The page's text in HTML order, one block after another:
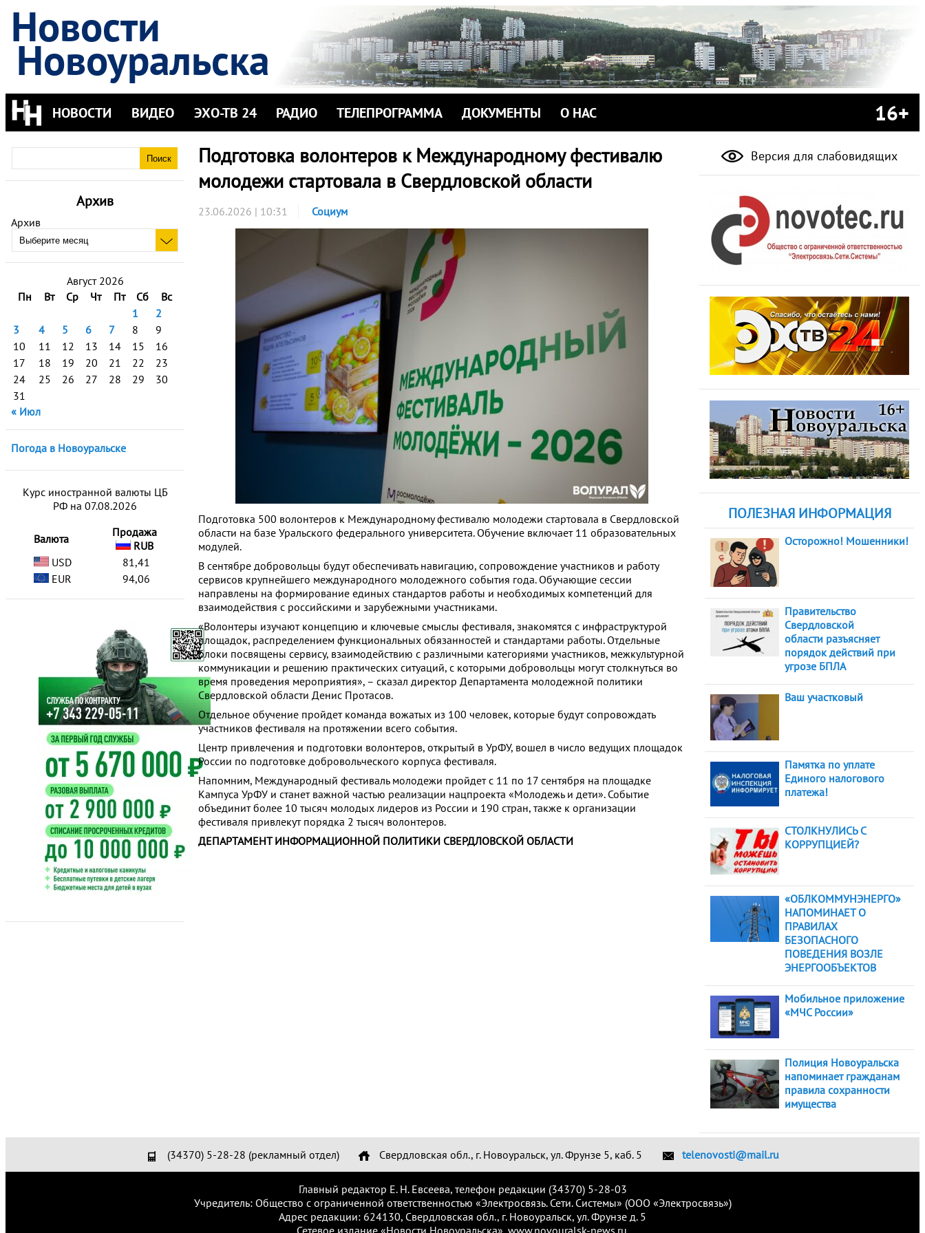
Новости
Новоуральска
НОВОСТИ ВИДЕО ЭХО-ТВ 24 РАДИО ТЕЛЕПРОГРАММА ДОКУМЕНТЫ О НАС 16+
Архив
Архив
Август 2026
Пн
Вт Ср Чт Пт Сб
Вс
1
2
3
4 5 6 7 8
9
10
11 12 13 14 15
16
17
18 19 20 21 22
23
24
25 26 27 28 29
30
31
« Июл
Погода в Новоуральске
Курс иностранной валюты ЦБ
РФ на 07.08.2026
Валюта
Продажа
RUB
USD
81,41
EUR
94,06
Подготовка волонтеров к Международному фестивалю
молодежи стартовала в Свердловской области
23.06.2026 | 10:31 Социум
Подготовка 500 волонтеров к Международному фестивалю молодежи стартовала в Свердловской
области на базе Уральского федерального университета. Обучение включает 11 образовательных
модулей.
В сентябре добровольцы будут обеспечивать навигацию, сопровождение участников и работу
сервисов крупнейшего международного молодежного события года. Обучающие сессии
направлены на формирование единых стандартов работы и необходимых компетенций для
взаимодействия с российскими и зарубежными участниками.
«Волонтеры изучают концепцию и ключевые смыслы фестиваля, знакомятся с инфраструктурой
площадок, распределением функциональных обязанностей и стандартами работы. Отдельные
блоки посвящены сервису, взаимодействию с различными категориями участников, межкультурной
коммуникации и решению практических ситуаций, с которыми добровольцы могут столкнуться во
время проведения мероприятия», – сказал директор Департамента молодежной политики
Свердловской области Денис Протасов.
Отдельное обучение пройдет команда вожатых из 100 человек, которые будут сопровождать
участников фестиваля на протяжении всего события.
Центр привлечения и подготовки волонтеров, открытый в УрФУ, вошел в число ведущих площадок
России по подготовке добровольческого корпуса фестиваля.
Напомним, Международный фестиваль молодежи пройдет с 11 по 17 сентября на площадке
Кампуса УрФУ и станет важной частью реализации нацпроекта «Молодежь и дети». Событие
объединит более 10 тысяч молодых лидеров из России и 190 стран, также к организации
фестиваля привлекут порядка 2 тысяч волонтеров.
ДЕПАРТАМЕНТ ИНФОРМАЦИОННОЙ ПОЛИТИКИ СВЕРДЛОВСКОЙ ОБЛАСТИ
Версия для слабовидящих
ПОЛЕЗНАЯ ИНФОРМАЦИЯ
Осторожно! Мошенники!
Правительство
Свердловской
области разъясняет
порядок действий при
угрозе БПЛА
Ваш участковый
Памятка по уплате
Единого налогового
платежа!
СТОЛКНУЛИСЬ С
КОРРУПЦИЕЙ?
«ОБЛКОММУНЭНЕРГО»
НАПОМИНАЕТ О
ПРАВИЛАХ
БЕЗОПАСНОГО
ПОВЕДЕНИЯ ВОЗЛЕ
ЭНЕРГООБЪЕКТОВ
Мобильное приложение
«МЧС России»
Полиция Новоуральска
напоминает гражданам
правила сохранности
имущества
(34370) 5-28-28 (рекламный отдел) Свердловская обл., г. Новоуральск, ул. Фрунзе 5, каб. 5 telenovosti@mail.ru
Главный редактор Е. Н. Евсеева, телефон редакции (34370) 5-28-03
Учредитель: Общество с ограниченной ответственностью «Электросвязь. Сети. Системы» (ООО «Электросвязь»)
Адрес редакции: 624130, Свердловская обл., г. Новоуральск, ул. Фрунзе д. 5